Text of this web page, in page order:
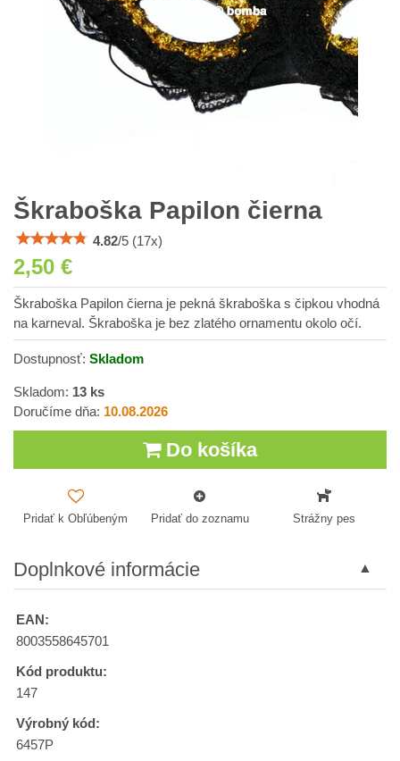
Škraboška Papilon čierna
4.82/5 (17x)
2,50 €
Škraboška Papilon čierna je pekná škraboška s čipkou vhodná
na karneval. Škraboška je bez zlatého ornamentu okolo očí.
Dostupnosť: Skladom
Skladom: 13 ks
Doručíme dňa: 10.08.2026
Do košíka
Pridať k Obľúbeným Pridať do zoznamu Strážny pes
Doplnkové informácie
EAN:
8003558645701
Kód produktu:
147
Výrobný kód:
6457P